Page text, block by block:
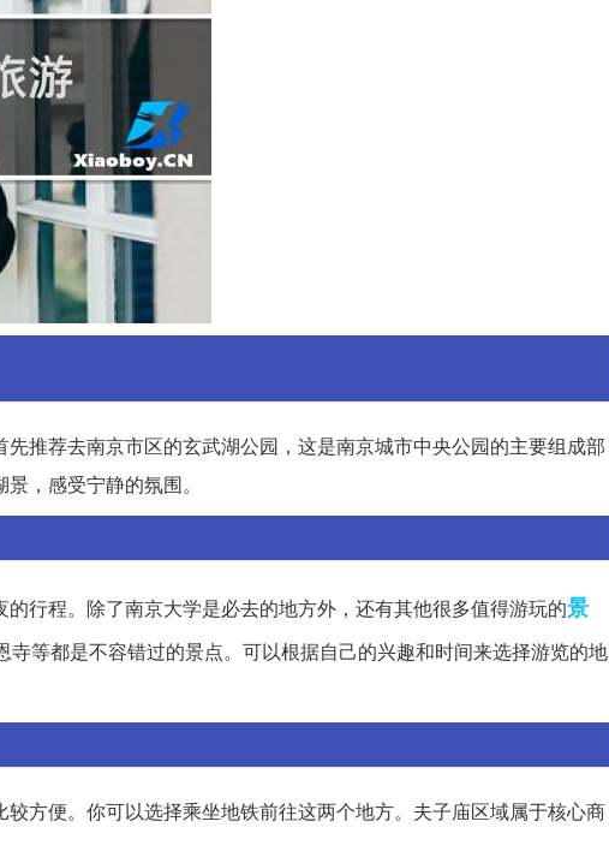
推荐去南京市区的玄武湖公园，这是南京城市中央公园的主要组成部
，感受宁静的氛围。
行程。除了南京大学是必去的地方外，还有其他很多值得游玩的景
等都是不容错过的景点。可以根据自己的兴趣和时间来选择游览的地
方便。你可以选择乘坐地铁前往这两个地方。夫子庙区域属于核心商